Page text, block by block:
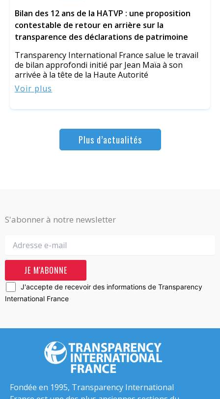
Bilan des 12 ans de la HATVP : une proposition
contestable de retour en arrière sur la
transparence des déclarations de patrimoine
Transparency International France salue le travail
de bilan approfondi initié par Jean Maïa à son
arrivée à la tête de la Haute Autorité
Voir plus
Plus d’actualités
S'abonner à notre newsletter
J'accepte de recevoir des informations de Transparency
International France
Fondée en 1995, Transparency International